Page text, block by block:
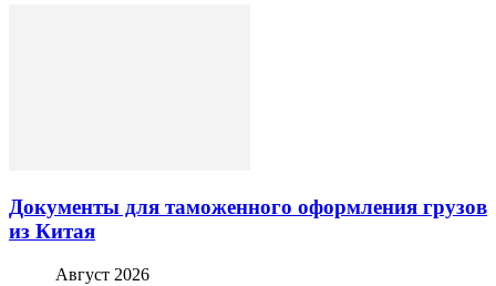
Документы для таможенного оформления грузов
из Китая
Август 2026